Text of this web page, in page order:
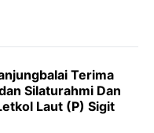
Terima
Silaturahmi Dan
Laut (P) Sigit